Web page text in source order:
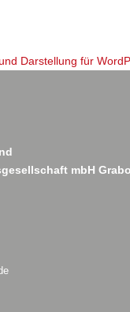
Darstellung für
mbH